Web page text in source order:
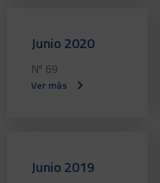
Junio 2020
Nº 69
Ver más
Junio 2019